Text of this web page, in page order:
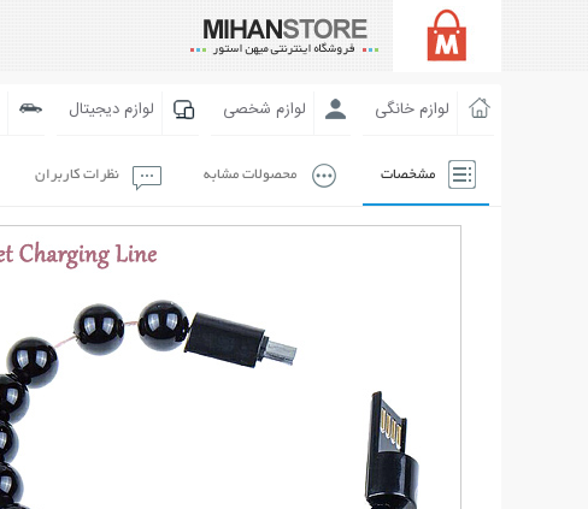
لوازم خانگی لوازم شخصی لوازم دیجیتال
مشخصات محصولات مشابه نظرات کاربران